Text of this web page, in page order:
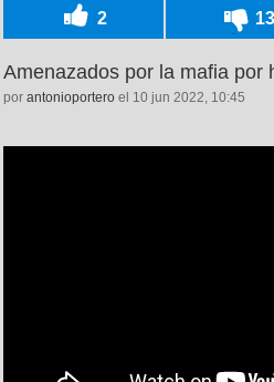
2 13
Amenazados por la mafia por
por antonioportero el 10 jun 2022, 10:45